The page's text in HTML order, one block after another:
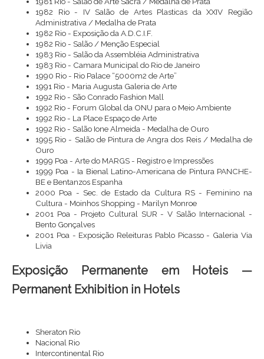
1982 Rio - IV Salão de Artes Plasticas da XXIV Região
Administrativa / Medalha de Prata
1982 Rio - Exposição da A.D.C.I.F.
1982 Rio - Salão / Menção Especial
1983 Rio - Salão da Assembléia Administrativa
1983 Rio - Camara Municipal do Rio de Janeiro
1990 Rio - Rio Palace “5000m2 de Arte”
1991 Rio - Maria Augusta Galeria de Arte
1992 Rio - São Conrado Fashion Mall
1992 Rio - Forum Global da ONU para o Meio Ambiente
1992 Rio - La Place Espaço de Arte
1992 Rio - Salão Ione Almeida - Medalha de Ouro
1995 Rio - Salão de Pintura de Angra dos Reis / Medalha de
Ouro
1999 Poa - Arte do MARGS - Registro e Impressões
1999 Poa - Ia Bienal Latino-Americana de Pintura PANCHE-
BE e Bentanzos Espanha
2000 Poa - Sec. de Estado da Cultura RS - Feminino na
Cultura - Moinhos Shopping - Marilyn Monroe
2001 Poa - Projeto Cultural SUR - V Salão Internacional -
Bento Gonçalves
2001 Poa - Exposição Releituras Pablo Picasso - Galeria Via
Livia
Exposição Permanente em Hoteis —
Permanent Exhibition in Hotels
Sheraton Rio
Nacional Rio
Intercontinental Rio